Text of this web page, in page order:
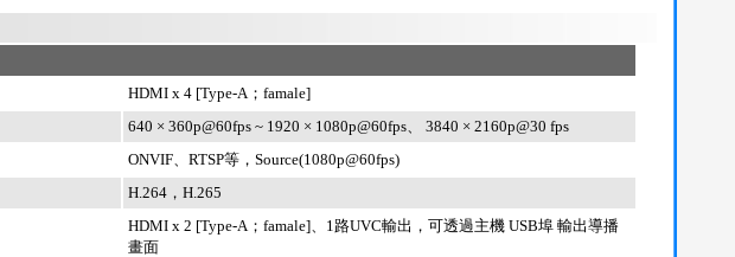
HDMI x 4 [Type-A；famale]
640 × 360p@60fps ~ 1920 × 1080p@60fps、 3840 × 2160p@30 fps
ONVIF、RTSP等，Source(1080p@60fps)
H.264，H.265
HDMI x 2 [Type-A；famale]、1路UVC輸出，可透過主機 USB埠 輸出導播
畫面